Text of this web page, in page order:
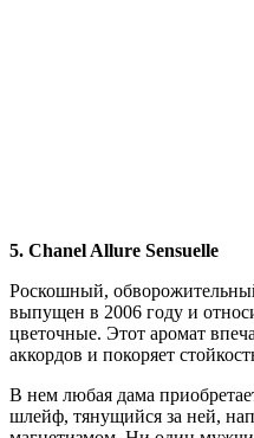
5. Chanel Allure Sensuelle
Роскошный,
выпущен в 2006 году и
цветочные. Этот аромат
аккордов и покоряет
В нем любая дама
шлейф, тянущийся за ней,